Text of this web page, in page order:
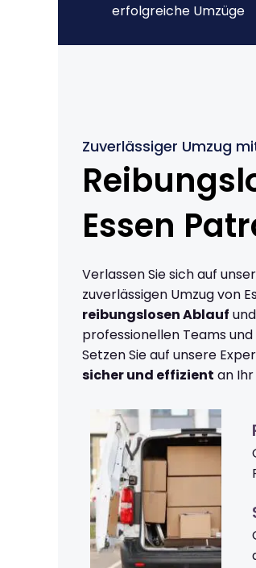
erfolgreiche Umzüge
Zuverlässiger Umzug
Essen
Verlassen Sie sich auf
zuverlässigen Umzug von
reibungslosen Ablauf
professionellen Teams
Setzen Sie auf unsere
sicher und effizient an Ihr